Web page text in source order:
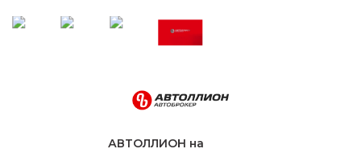
АВТОЛЛИОН на